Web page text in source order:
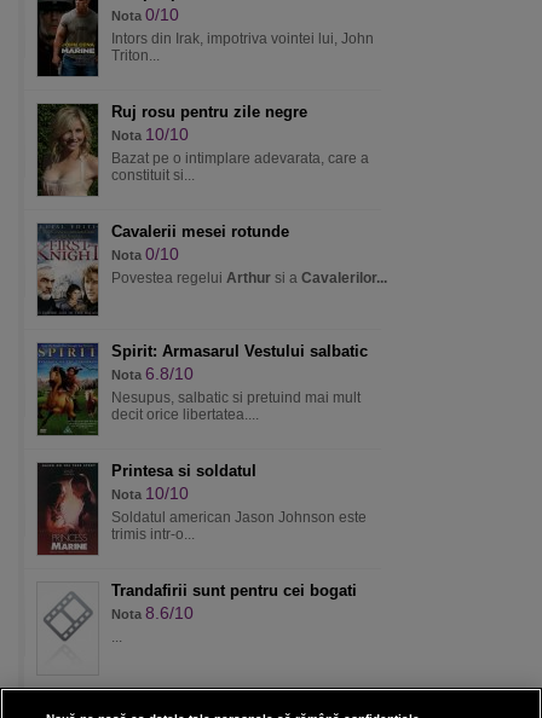
Nota 0/10
Intors din Irak, impotriva vointei lui, John
Triton...
Ruj rosu pentru zile negre
Nota 10/10
Bazat pe o intimplare adevarata, care a
constituit si...
Cavalerii mesei rotunde
Nota 0/10
Povestea regelui Arthur si a Cavalerilor...
Spirit: Armasarul Vestului salbatic
Nota 6.8/10
Nesupus, salbatic si pretuind mai mult
decit orice libertatea....
Printesa si soldatul
Nota 10/10
Soldatul american Jason Johnson este
trimis intr-o...
Trandafirii sunt pentru cei bogati
Nota 8.6/10
...